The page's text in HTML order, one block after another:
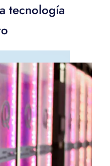
tecnología